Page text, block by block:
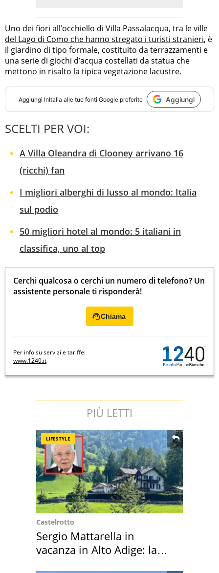
Uno dei fiori all’occhiello di Villa Passalacqua, tra leville
del Lago di Como che hanno stregato i turisti stranieri, è
il giardino di tipo formale, costituito da terrazzamenti e
una serie di giochi d’acqua costellati da statua che
mettono in risalto la tipica vegetazione lacustre.
Aggiungi InItalia alle tue fonti Google preferite Aggiungi
SCELTI PER VOI:
A Villa Oleandra di Clooney arrivano 16
(ricchi) fan
I migliori alberghi di lusso al mondo: Italia
sul podio
50 migliori hotel al mondo: 5 italiani in
classifica, uno al top
Cerchi qualcosa o cerchi un numero di telefono? Un
assistente personale ti risponderà!
Chiama
Per info su servizi e tariffe:
www.1240.it
PIÙ LETTI
LIFESTYLE
Castelrotto
Sergio Mattarella in
vacanza in Alto Adige: la